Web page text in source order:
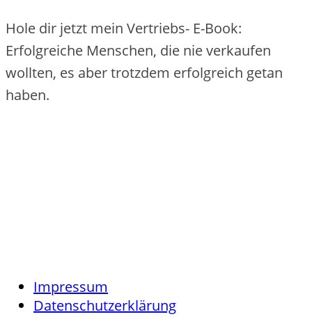
Hole dir jetzt mein Vertriebs- E-Book:
Erfolgreiche Menschen, die nie verkaufen
wollten, es aber trotzdem erfolgreich getan
haben.
Impressum
Datenschutzerklärung